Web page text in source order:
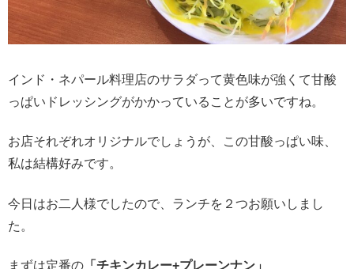
インド・ネパール料理店のサラダって黄色味が強くて甘酸
っぱいドレッシングがかかっていることが多いですね。
お店それぞれオリジナルでしょうが、この甘酸っぱい味、
私は結構好みです。
今日はお二人様でしたので、ランチを２つお願いしまし
た。
まずは定番の 「チキンカレー+プレーンナン」